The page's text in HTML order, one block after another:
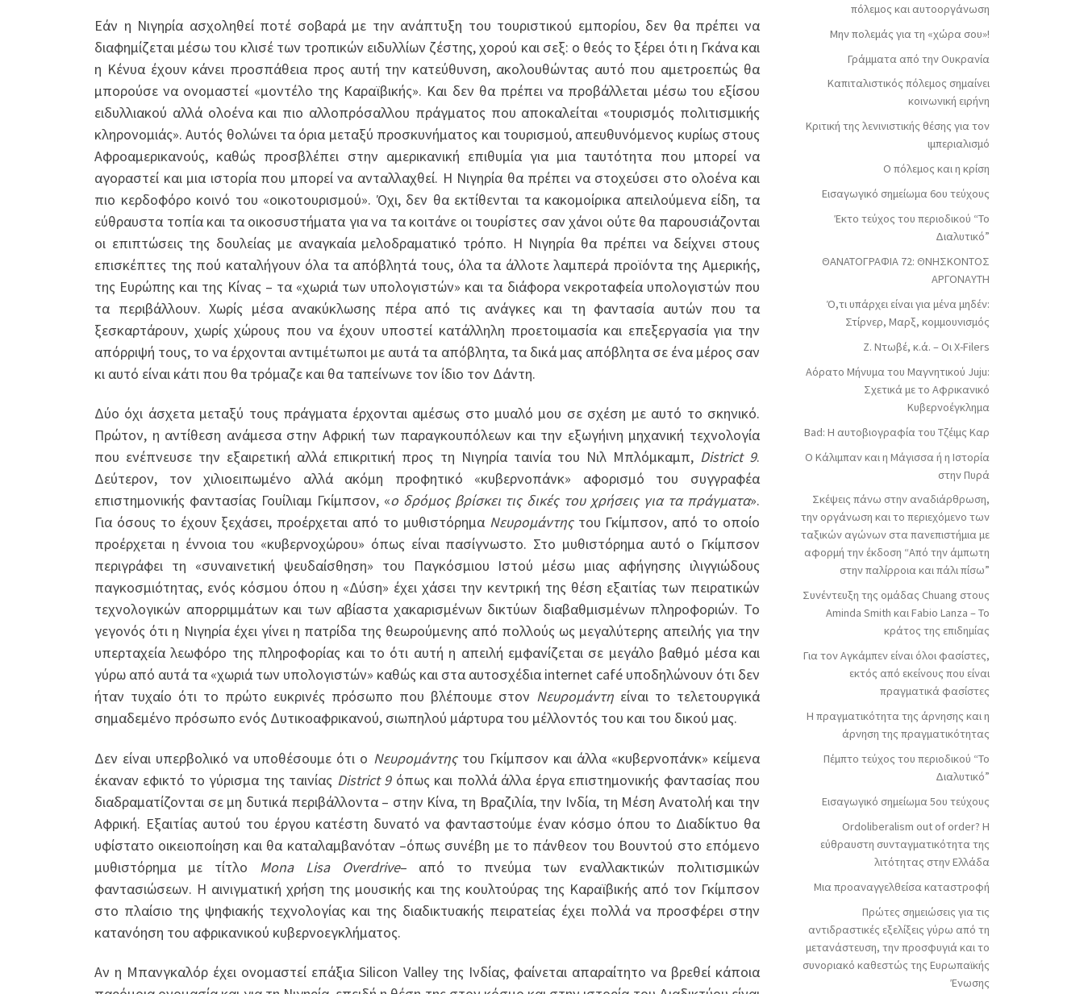
Εάν η Νιγηρία ασχοληθεί ποτέ σοβαρά με την ανάπτυξη του τουριστικού εμπορίου, δεν θα πρέπει να
διαφημίζεται μέσω του κλισέ των τροπικών ειδυλλίων ζέστης, χορού και σεξ: ο θεός το ξέρει ότι η Γκάνα και
η Κένυα έχουν κάνει προσπάθεια προς αυτή την κατεύθυνση, ακολουθώντας αυτό που αμετροεπώς θα
μπορούσε να ονομαστεί «μοντέλο της Καραϊβικής». Και δεν θα πρέπει να προβάλλεται μέσω του εξίσου
ειδυλλιακού αλλά ολοένα και πιο αλλοπρόσαλλου πράγματος που αποκαλείται «τουρισμός πολιτισμικής
κληρονομιάς». Αυτός θολώνει τα όρια μεταξύ προσκυνήματος και τουρισμού, απευθυνόμενος κυρίως στους
Αφροαμερικανούς, καθώς προσβλέπει στην αμερικανική επιθυμία για μια ταυτότητα που μπορεί να
αγοραστεί και μια ιστορία που μπορεί να ανταλλαχθεί. Η Νιγηρία θα πρέπει να στοχεύσει στο ολοένα και
πιο κερδοφόρο κοινό του «οικοτουρισμού». Όχι, δεν θα εκτίθενται τα κακομοίρικα απειλούμενα είδη, τα
εύθραυστα τοπία και τα οικοσυστήματα για να τα κοιτάνε οι τουρίστες σαν χάνοι ούτε θα παρουσιάζονται
οι επιπτώσεις της δουλείας με αναγκαία μελοδραματικό τρόπο. Η Νιγηρία θα πρέπει να δείχνει στους
επισκέπτες της πού καταλήγουν όλα τα απόβλητά τους, όλα τα άλλοτε λαμπερά προϊόντα της Αμερικής,
της Ευρώπης και της Κίνας – τα «χωριά των υπολογιστών» και τα διάφορα νεκροταφεία υπολογιστών που
τα περιβάλλουν. Χωρίς μέσα ανακύκλωσης πέρα από τις ανάγκες και τη φαντασία αυτών που τα
ξεσκαρτάρουν, χωρίς χώρους που να έχουν υποστεί κατάλληλη προετοιμασία και επεξεργασία για την
απόρριψή τους, το να έρχονται αντιμέτωποι με αυτά τα απόβλητα, τα δικά μας απόβλητα σε ένα μέρος σαν
κι αυτό είναι κάτι που θα τρόμαζε και θα ταπείνωνε τον ίδιο τον Δάντη.
Δύο όχι άσχετα μεταξύ τους πράγματα έρχονται αμέσως στο μυαλό μου σε σχέση με αυτό το σκηνικό.
Πρώτον, η αντίθεση ανάμεσα στην Αφρική των παραγκουπόλεων και την εξωγήινη μηχανική τεχνολογία
που ενέπνευσε την εξαιρετική αλλά επικριτική προς τη Νιγηρία ταινία του Νιλ Μπλόμκαμπ, District 9.
Δεύτερον, τον χιλιοειπωμένο αλλά ακόμη προφητικό «κυβερνοπάνκ» αφορισμό του συγγραφέα
επιστημονικής φαντασίας Γουίλιαμ Γκίμπσον, «ο δρόμος βρίσκει τις δικές του χρήσεις για τα πράγματα».
Για όσους το έχουν ξεχάσει, προέρχεται από το μυθιστόρημα Νευρομάντηςτου Γκίμπσον, από το οποίο
προέρχεται η έννοια του «κυβερνοχώρου» όπως είναι πασίγνωστο. Στο μυθιστόρημα αυτό ο Γκίμπσον
περιγράφει τη «συναινετική ψευδαίσθηση» του Παγκόσμιου Ιστού μέσω μιας αφήγησης ιλιγγιώδους
παγκοσμιότητας, ενός κόσμου όπου η «Δύση» έχει χάσει την κεντρική της θέση εξαιτίας των πειρατικών
τεχνολογικών απορριμμάτων και των αβίαστα χακαρισμένων δικτύων διαβαθμισμένων πληροφοριών. Το
γεγονός ότι η Νιγηρία έχει γίνει η πατρίδα της θεωρούμενης από πολλούς ως μεγαλύτερης απειλής για την
υπερταχεία λεωφόρο της πληροφορίας και το ότι αυτή η απειλή εμφανίζεται σε μεγάλο βαθμό μέσα και
γύρω από αυτά τα «χωριά των υπολογιστών» καθώς και στα αυτοσχέδια internet café υποδηλώνουν ότι δεν
ήταν τυχαίο ότι το πρώτο ευκρινές πρόσωπο που βλέπουμε στον Νευρομάντη είναι το τελετουργικά
σημαδεμένο πρόσωπο ενός Δυτικοαφρικανού, σιωπηλού μάρτυρα του μέλλοντός του και του δικού μας.
Δεν είναι υπερβολικό να υποθέσουμε ότι ο Νευρομάντηςτου Γκίμπσον και άλλα «κυβερνοπάνκ» κείμενα
έκαναν εφικτό το γύρισμα της ταινίας District 9όπως και πολλά άλλα έργα επιστημονικής φαντασίας που
διαδραματίζονται σε μη δυτικά περιβάλλοντα – στην Κίνα, τη Βραζιλία, την Ινδία, τη Μέση Ανατολή και την
Αφρική. Εξαιτίας αυτού του έργου κατέστη δυνατό να φανταστούμε έναν κόσμο όπου το Διαδίκτυο θα
υφίστατο οικειοποίηση και θα καταλαμβανόταν –όπως συνέβη με το πάνθεον του Βουντού στο επόμενο
μυθιστόρημα με τίτλο Mona Lisa Overdrive– από το πνεύμα των εναλλακτικών πολιτισμικών
φαντασιώσεων. Η αινιγματική χρήση της μουσικής και της κουλτούρας της Καραϊβικής από τον Γκίμπσον
στο πλαίσιο της ψηφιακής τεχνολογίας και της διαδικτυακής πειρατείας έχει πολλά να προσφέρει στην
κατανόηση του αφρικανικού κυβερνοεγκλήματος.
Αν η Μπανγκαλόρ έχει ονομαστεί επάξια Silicon Valley της Ινδίας, φαίνεται απαραίτητο να βρεθεί κάποια
πόλεμος και αυτοοργάνωση
Μην πολεμάς για τη «χώρα σου»!
Γράμματα από την Ουκρανία
Καπιταλιστικός πόλεμος σημαίνει
κοινωνική ειρήνη
Κριτική της λενινιστικής θέσης για τον
ιμπεριαλισμό
Ο πόλεμος και η κρίση
Εισαγωγικό σημείωμα 6ου τεύχους
Έκτο τεύχος του περιοδικού “Το
Διαλυτικό”
ΘΑΝΑΤΟΓΡΑΦΙΑ 72: ΘΝΗΣΚΟΝΤOΣ
ΑΡΓΟΝΑΥΤΗ
Ό,τι υπάρχει είναι για μένα μηδέν:
Στίρνερ, Μαρξ, κομμουνισμός
Ζ. Ντωβέ, κ.ά. – Οι X-Filers
Αόρατο Μήνυμα του Μαγνητικού Juju:
Σχετικά με το Αφρικανικό
Κυβερνοέγκλημα
Bad: Η αυτοβιογραφία του Τζέιμς Καρ
Ο Κάλιμπαν και η Μάγισσα ή η Ιστορία
στην Πυρά
Σκέψεις πάνω στην αναδιάρθρωση,
την οργάνωση και το περιεχόμενο των
ταξικών αγώνων στα πανεπιστήμια με
αφορμή την έκδοση “Από την άμπωτη
στην παλίρροια και πάλι πίσω”
Συνέντευξη της ομάδας Chuang στους
Aminda Smith και Fabio Lanza – Το
κράτος της επιδημίας
Για τον Αγκάμπεν είναι όλοι φασίστες,
εκτός από εκείνους που είναι
πραγματικά φασίστες
Η πραγματικότητα της άρνησης και η
άρνηση της πραγματικότητας
Πέμπτο τεύχος του περιοδικού “Το
Διαλυτικό”
Εισαγωγικό σημείωμα 5ου τεύχους
Ordoliberalism out of order? Η
εύθραυστη συνταγματικότητα της
λιτότητας στην Ελλάδα
Μια προαναγγελθείσα καταστροφή
Πρώτες σημειώσεις για τις
αντιδραστικές εξελίξεις γύρω από τη
μετανάστευση, την προσφυγιά και το
συνοριακό καθεστώς της Ευρωπαϊκής
Ένωσης